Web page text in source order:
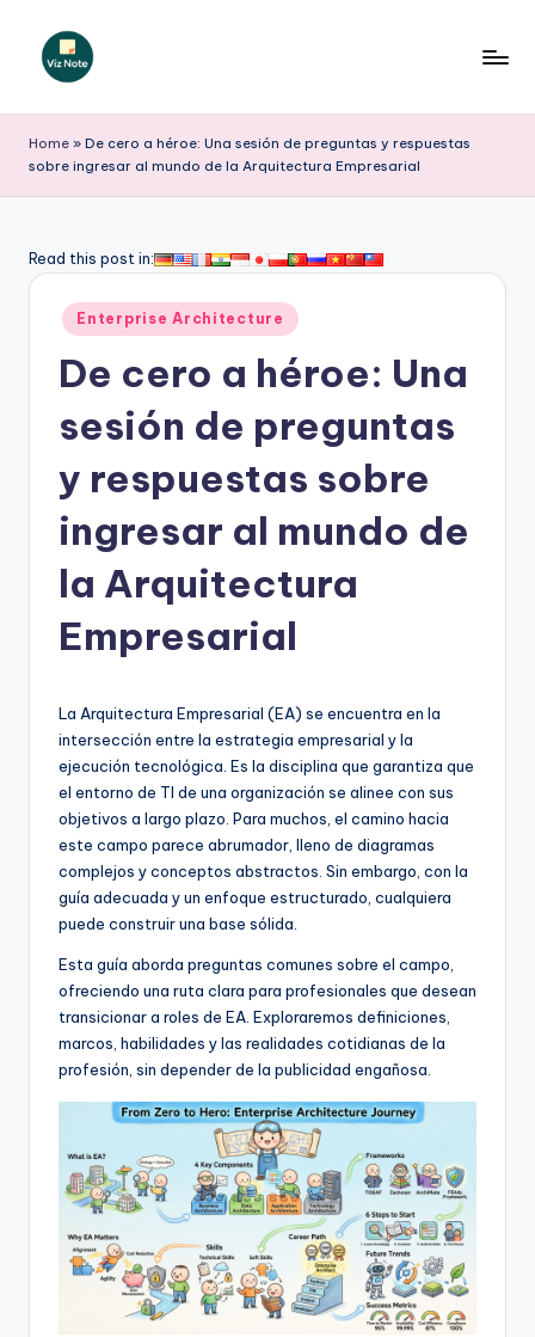
Saltar
iz
N
t
A
si
&
o
Home » De cero a héroe: Una sesión de preguntas y respuestas
sobre ingresar al mundo de la Arquitectura Empresarial
Read this post in:
Publicado
en
Enterprise Architecture
De cero a héroe: Una
sesión de preguntas
y respuestas sobre
ingresar al mundo de
la Arquitectura
Empresarial
La Arquitectura Empresarial (EA) se encuentra en la
intersección entre la estrategia empresarial y la
ejecución tecnológica. Es la disciplina que garantiza que
el entorno de TI de una organización se alinee con sus
objetivos a largo plazo. Para muchos, el camino hacia
este campo parece abrumador, lleno de diagramas
complejos y conceptos abstractos. Sin embargo, con la
guía adecuada y un enfoque estructurado, cualquiera
puede construir una base sólida.
Esta guía aborda preguntas comunes sobre el campo,
ofreciendo una ruta clara para profesionales que desean
transicionar a roles de EA. Exploraremos definiciones,
marcos, habilidades y las realidades cotidianas de la
profesión, sin depender de la publicidad engañosa.